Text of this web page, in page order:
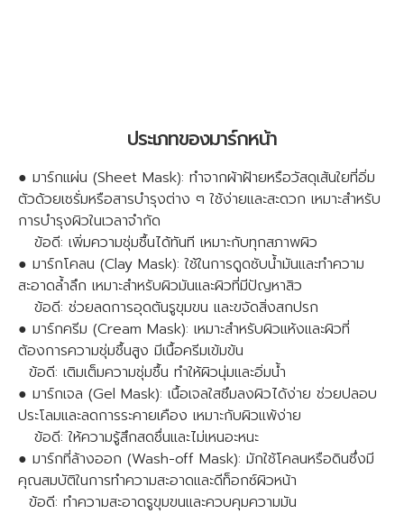
ประเภทของมาร์กหน้า
● มาร์กแผ่น (Sheet Mask): ทำจากผ้าฝ้ายหรือวัสดุเส้นใยที่อิ่ม
ตัวด้วยเซรั่มหรือสารบำรุงต่าง ๆ ใช้ง่ายและสะดวก เหมาะสำหรับ
การบำรุงผิวในเวลาจำกัด
ข้อดี: เพิ่มความชุ่มชื้นได้ทันที เหมาะกับทุกสภาพผิว
● มาร์กโคลน (Clay Mask): ใช้ในการดูดซับน้ำมันและทำความ
สะอาดล้ำลึก เหมาะสำหรับผิวมันและผิวที่มีปัญหาสิว
ข้อดี: ช่วยลดการอุดตันรูขุมขน และขจัดสิ่งสกปรก
● มาร์กครีม (Cream Mask): เหมาะสำหรับผิวแห้งและผิวที่
ต้องการความชุ่มชื้นสูง มีเนื้อครีมเข้มข้น
ข้อดี: เติมเต็มความชุ่มชื้น ทำให้ผิวนุ่มและอิ่มน้ำ
● มาร์กเจล (Gel Mask): เนื้อเจลใสซึมลงผิวได้ง่าย ช่วยปลอบ
ประโลมและลดการระคายเคือง เหมาะกับผิวแพ้ง่าย
ข้อดี: ให้ความรู้สึกสดชื่นและไม่เหนอะหนะ
● มาร์กที่ล้างออก (Wash-off Mask): มักใช้โคลนหรือดินซึ่งมี
คุณสมบัติในการทำความสะอาดและดีท็อกซ์ผิวหน้า
ข้อดี: ทำความสะอาดรูขุมขนและควบคุมความมัน